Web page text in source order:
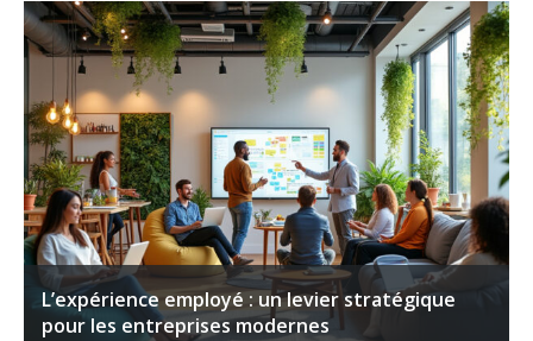
L’expérience employé : un levier stratégique
pour les entreprises modernes